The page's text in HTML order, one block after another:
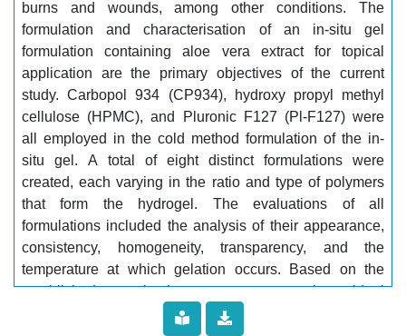
burns and wounds, among other conditions. The
formulation and characterisation of an in-situ gel
formulation containing aloe vera extract for topical
application are the primary objectives of the current
study. Carbopol 934 (CP934), hydroxy propyl methyl
cellulose (HPMC), and Pluronic F127 (Pl-F127) were
all employed in the cold method formulation of the in-
situ gel. A total of eight distinct formulations were
created, each varying in the ratio and type of polymers
that form the hydrogel. The evaluations of all
formulations included the analysis of their appearance,
consistency, homogeneity, transparency, and the
temperature at which gelation occurs. Based on the
established evaluation parameters, the ideal
formulations underwent additional assessment